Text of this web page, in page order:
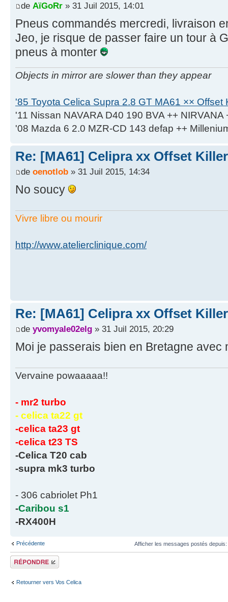
de AïGoRr » 31 Juil 2015, 14:01
Pneus commandés mercredi, livraison
Jeo, je risque de passer faire un tour à
pneus à monter
Objects in mirror are slower than they appear
'85 Toyota Celica Supra 2.8 GT MA61 ×× Offset
'11 Nissan NAVARA D40 190 BVA ++ NIRVANA
'08 Mazda 6 2.0 MZR-CD 143 defap ++
Re: [MA61] Celipra xx Offset
de oenotlob » 31 Juil 2015, 14:34
No soucy
Vivre libre ou mourir
http://www.atelierclinique.com/
Re: [MA61] Celipra xx Offset
de yvomyale02elg » 31 Juil 2015, 20:29
Moi je passerais bien en Bretagne
Vervaine powaaaaa!!
- mr2 turbo
- celica ta22 gt
-celica ta23 gt
-celica t23 TS
-Celica T20 cab
-supra mk3 turbo
- 306 cabriolet Ph1
-Caribou s1
-RX400H
Précédente Afficher les messages postés depuis:
Écrire un
commentaire
Retourner vers Vos Celica